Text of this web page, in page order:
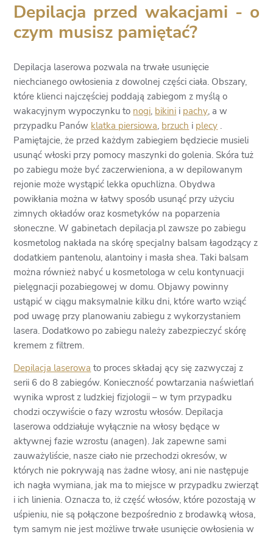
Depilacja przed wakacjami - o
czym musisz pamiętać?
Depilacja laserowa pozwala na trwałe usunięcie
niechcianego owłosienia z dowolnej części ciała. Obszary,
które klienci najczęściej poddają zabiegom z myślą o
wakacyjnym wypoczynku to nogi, bikini i pachy, a w
przypadku Panów klatka piersiowa, brzuch i plecy .
Pamiętajcie, że przed każdym zabiegiem będziecie musieli
usunąć włoski przy pomocy maszynki do golenia. Skóra tuż
po zabiegu może być zaczerwieniona, a w depilowanym
rejonie może wystąpić lekka opuchlizna. Obydwa
powikłania można w łatwy sposób usunąć przy użyciu
zimnych okładów oraz kosmetyków na poparzenia
słoneczne. W gabinetach depilacja.pl zawsze po zabiegu
kosmetolog nakłada na skórę specjalny balsam łagodzący z
dodatkiem pantenolu, alantoiny i masła shea. Taki balsam
można również nabyć u kosmetologa w celu kontynuacji
pielęgnacji pozabiegowej w domu. Objawy powinny
ustąpić w ciągu maksymalnie kilku dni, które warto wziąć
pod uwagę przy planowaniu zabiegu z wykorzystaniem
lasera. Dodatkowo po zabiegu należy zabezpieczyć skórę
kremem z filtrem.
Depilacja laserowa to proces składaj ący się zazwyczaj z
serii 6 do 8 zabiegów. Konieczność powtarzania naświetlań
wynika wprost z ludzkiej fizjologii – w tym przypadku
chodzi oczywiście o fazy wzrostu włosów. Depilacja
laserowa oddziałuje wyłącznie na włosy będące w
aktywnej fazie wzrostu (anagen). Jak zapewne sami
zauważyliście, nasze ciało nie przechodzi okresów, w
których nie pokrywają nas żadne włosy, ani nie następuje
ich nagła wymiana, jak ma to miejsce w przypadku zwierząt
i ich linienia. Oznacza to, iż część włosów, które pozostają w
uśpieniu, nie są połączone bezpośrednio z brodawką włosa,
tym samym nie jest możliwe trwałe usunięcie owłosienia w